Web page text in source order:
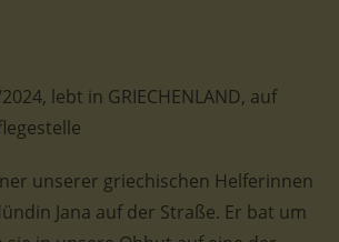
lebt in GRIECHENLAND, auf
unserer griechischen Helferinnen
Jana auf der Straße. Er bat um